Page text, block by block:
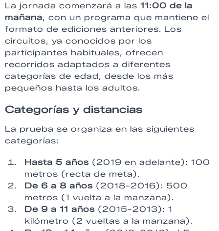
La jornada comenzará a las 11:00 de la
mañana, con un programa que mantiene el
formato de ediciones anteriores. Los
circuitos, ya conocidos por los
participantes habituales, ofrecen
recorridos adaptados a diferentes
categorías de edad, desde los más
pequeños hasta los adultos.
Categorías y distancias
La prueba se organiza en las siguientes
categorías:
Hasta 5 años (2019 en adelante): 100
metros (recta de meta).
De 6 a 8 años (2018-2016): 500
metros (1 vuelta a la manzana).
De 9 a 11 años (2015-2013): 1
kilómetro (2 vueltas a la manzana).